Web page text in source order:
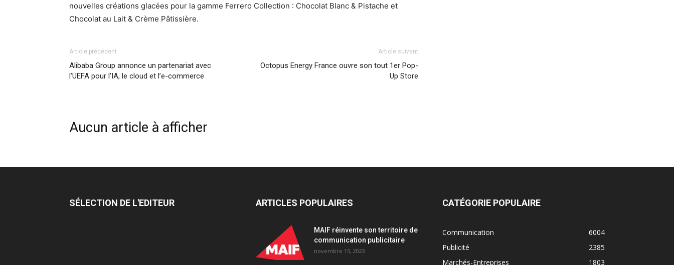
nouvelles créations glacées pour la gamme Ferrero Collection : Chocolat Blanc & Pistache et
Chocolat au Lait & Crème Pâtissière.
Article précédent
Alibaba Group annonce un partenariat avec
l’UEFA pour l’IA, le cloud et l’e-commerce
Article suivant
Octopus Energy France ouvre son tout 1er Pop-
Up Store
Aucun article à afficher
SÉLECTION DE L'EDITEUR ARTICLES POPULAIRES
MAIF réinvente son territoire de
communication publicitaire
novembre 15, 2023
CATÉGORIE POPULAIRE
Communication
6004
Publicité
2385
Marchés-Entreprises
1803